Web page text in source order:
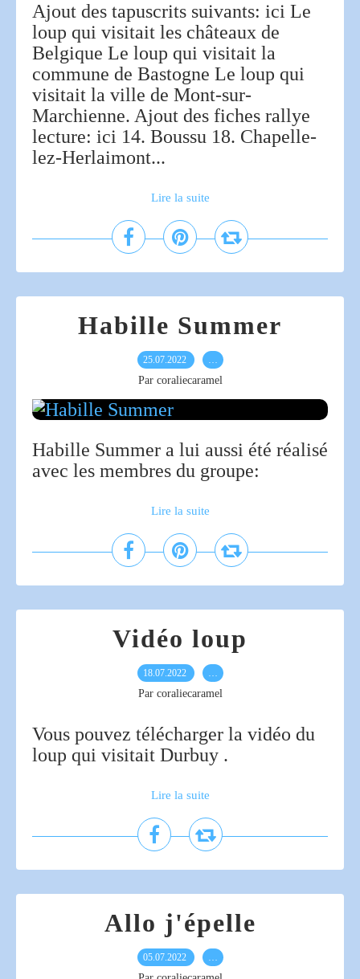
Ajout des tapuscrits suivants: ici Le
loup qui visitait les châteaux de
Belgique Le loup qui visitait la
commune de Bastogne Le loup qui
visitait la ville de Mont-sur-
Marchienne. Ajout des fiches rallye
lecture: ici 14. Boussu 18. Chapelle-
lez-Herlaimont...
Lire la suite
Habille Summer
25.07.2022 …
Par coraliecaramel
Habille Summer a lui aussi été réalisé
avec les membres du groupe:
Lire la suite
Vidéo loup
18.07.2022 …
Par coraliecaramel
Vous pouvez télécharger la vidéo du
loup qui visitait Durbuy .
Lire la suite
Allo j'épelle
05.07.2022 …